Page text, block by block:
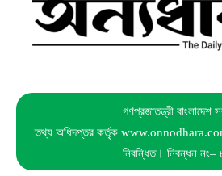
গণপ্রজাতন্ত্রী বাংলাদেশ
তথ্য অধিদপ্তর কর্তৃক
নিবন্ধিত। নিবন্ধন নং–